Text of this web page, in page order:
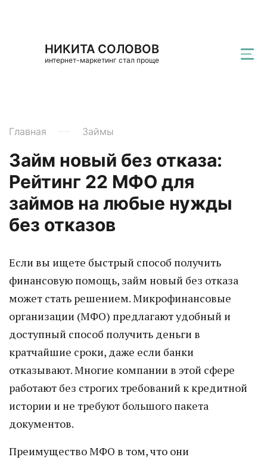
НИКИТА СОЛОВОВ
интернет-маркетинг стал проще
Главная Займы
Займ новый без отказа:
Рейтинг 22 МФО для
займов на любые нужды
без отказов
Если вы ищете быстрый способ получить
финансовую помощь, займ новый без отказа
может стать решением. Микрофинансовые
организации (МФО) предлагают удобный и
доступный способ получить деньги в
кратчайшие сроки, даже если банки
отказывают. Многие компании в этой сфере
работают без строгих требований к кредитной
истории и не требуют большого пакета
документов.
Преимущество МФО в том, что они